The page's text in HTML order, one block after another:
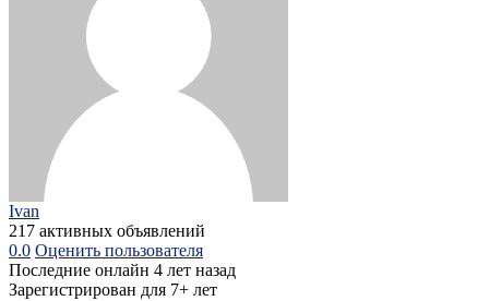
Ivan
217 активных объявлений
0.0 Оценить пользователя
Последние онлайн 4 лет назад
Зарегистрирован для 7+ лет